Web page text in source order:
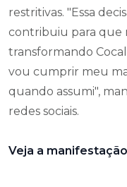
restritivas. "Essa
contribuiu para que
transformando
vou cumprir meu
quando assumi",
redes sociais.
Veja a